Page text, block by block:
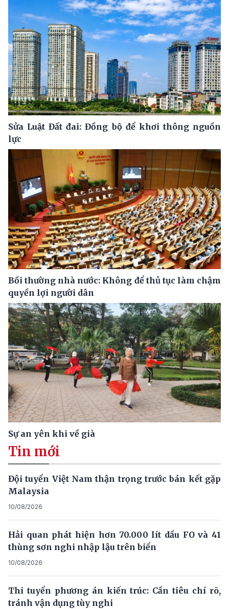
Sửa Luật Đất đai: Đồng bộ để khơi thông nguồn
lực
Bồi thường nhà nước: Không để thủ tục làm chậm
quyền lợi người dân
Sự an yên khi về già
Tin mới
Đội tuyển Việt Nam thận trọng trước bán kết gặp
Malaysia
10/08/2026
Hải quan phát hiện hơn 70.000 lít dầu FO và 41
thùng sơn nghi nhập lậu trên biển
10/08/2026
Thi tuyển phương án kiến trúc: Cần tiêu chí rõ,
tránh vận dụng tùy nghi